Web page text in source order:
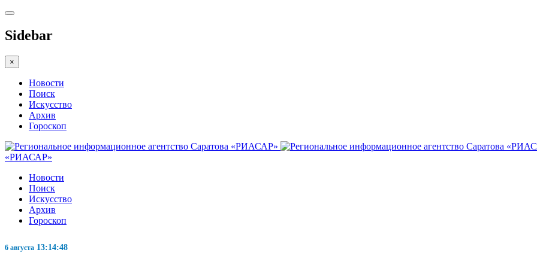
Sidebar
×
Новости
Поиск
Искусство
Архив
Гороскоп
«РИАСАР»
Новости
Поиск
Искусство
Архив
Гороскоп
6 августа 13:14:49